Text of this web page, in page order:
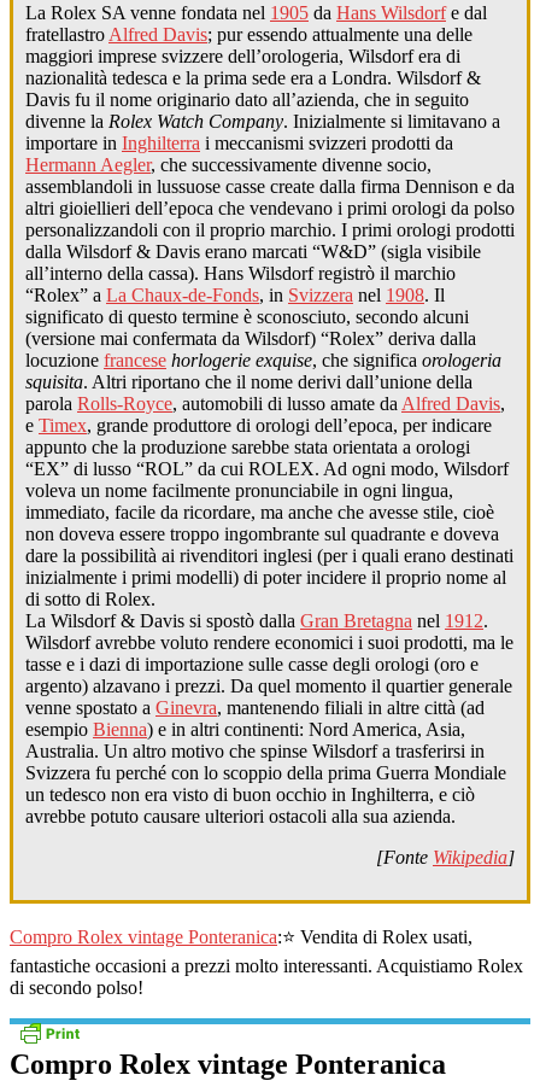
La Rolex SA venne fondata nel 1905 da Hans Wilsdorfe dal
fratellastro Alfred Davis; pur essendo attualmente una delle
maggiori imprese svizzere dell’orologeria, Wilsdorf era di
nazionalità tedesca e la prima sede era a Londra. Wilsdorf &
Davis fu il nome originario dato all’azienda, che in seguito
divenne la Rolex Watch Company. Inizialmente si limitavano a
importare in Inghilterra i meccanismi svizzeri prodotti da
Hermann Aegler, che successivamente divenne socio,
assemblandoli in lussuose casse create dalla firma Dennison e da
altri gioiellieri dell’epoca che vendevano i primi orologi da polso
personalizzandoli con il proprio marchio. I primi orologi prodotti
dalla Wilsdorf & Davis erano marcati “W&D” (sigla visibile
all’interno della cassa). Hans Wilsdorf registrò il marchio
“Rolex” a La Chaux-de-Fonds, in Svizzera nel 1908. Il
significato di questo termine è sconosciuto, secondo alcuni
(versione mai confermata da Wilsdorf) “Rolex” deriva dalla
locuzione francese horlogerie exquise, che significa orologeria
squisita. Altri riportano che il nome derivi dall’unione della
parola Rolls-Royce, automobili di lusso amate da Alfred Davis,
e Timex, grande produttore di orologi dell’epoca, per indicare
appunto che la produzione sarebbe stata orientata a orologi
“EX” di lusso “ROL” da cui ROLEX. Ad ogni modo, Wilsdorf
voleva un nome facilmente pronunciabile in ogni lingua,
immediato, facile da ricordare, ma anche che avesse stile, cioè
non doveva essere troppo ingombrante sul quadrante e doveva
dare la possibilità ai rivenditori inglesi (per i quali erano destinati
inizialmente i primi modelli) di poter incidere il proprio nome al
di sotto di Rolex.
La Wilsdorf & Davis si spostò dalla Gran Bretagna nel 1912.
Wilsdorf avrebbe voluto rendere economici i suoi prodotti, ma le
tasse e i dazi di importazione sulle casse degli orologi (oro e
argento) alzavano i prezzi. Da quel momento il quartier generale
venne spostato a Ginevra, mantenendo filiali in altre città (ad
esempio Bienna) e in altri continenti: Nord America, Asia,
Australia. Un altro motivo che spinse Wilsdorf a trasferirsi in
Svizzera fu perché con lo scoppio della prima Guerra Mondiale
un tedesco non era visto di buon occhio in Inghilterra, e ciò
avrebbe potuto causare ulteriori ostacoli alla sua azienda.
[Fonte Wikipedia]
Compro Rolex vintage Ponteranica:⭐ Vendita di Rolex usati,
fantastiche occasioni a prezzi molto interessanti. Acquistiamo Rolex
di secondo polso!
Compro Rolex vintage Ponteranica